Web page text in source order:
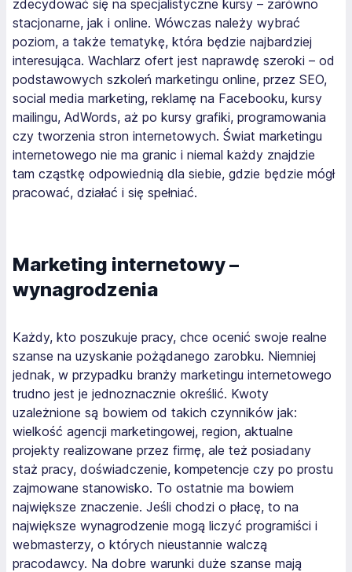
zdecydować się na specjalistyczne kursy – zarówno
stacjonarne, jak i online. Wówczas należy wybrać
poziom, a także tematykę, która będzie najbardziej
interesująca. Wachlarz ofert jest naprawdę szeroki – od
podstawowych szkoleń marketingu online, przez SEO,
social media marketing, reklamę na Facebooku, kursy
mailingu, AdWords, aż po kursy grafiki, programowania
czy tworzenia stron internetowych. Świat marketingu
internetowego nie ma granic i niemal każdy znajdzie
tam cząstkę odpowiednią dla siebie, gdzie będzie mógł
pracować, działać i się spełniać.
Marketing internetowy –
wynagrodzenia
Każdy, kto poszukuje pracy, chce ocenić swoje realne
szanse na uzyskanie pożądanego zarobku. Niemniej
jednak, w przypadku branży marketingu internetowego
trudno jest je jednoznacznie określić. Kwoty
uzależnione są bowiem od takich czynników jak:
wielkość agencji marketingowej, region, aktualne
projekty realizowane przez firmę, ale też posiadany
staż pracy, doświadczenie, kompetencje czy po prostu
zajmowane stanowisko. To ostatnie ma bowiem
największe znaczenie. Jeśli chodzi o płacę, to na
największe wynagrodzenie mogą liczyć programiści i
webmasterzy, o których nieustannie walczą
pracodawcy. Na dobre warunki duże szanse mają